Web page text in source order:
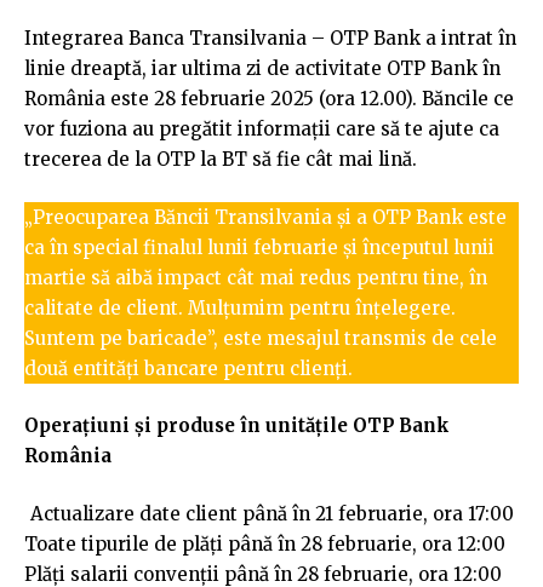
Integrarea Banca Transilvania – OTP Bank a intrat în
linie dreaptă, iar ultima zi de activitate OTP Bank în
România este 28 februarie 2025 (ora 12.00). Băncile ce
vor fuziona au pregătit informații care să te ajute ca
trecerea de la OTP la BT să fie cât mai lină.
„Preocuparea Băncii Transilvania și a OTP Bank este
ca în special finalul lunii februarie și începutul lunii
martie să aibă impact cât mai redus pentru tine, în
calitate de client. Mulțumim pentru înțelegere.
Suntem pe baricade”, este mesajul transmis de cele
două entități bancare pentru clienți.
Operațiuni și produse în unitățile OTP Bank
România
Actualizare date client până în 21 februarie, ora 17:00
Toate tipurile de plăţi până în 28 februarie, ora 12:00
Plăți salarii convenţii până în 28 februarie, ora 12:00